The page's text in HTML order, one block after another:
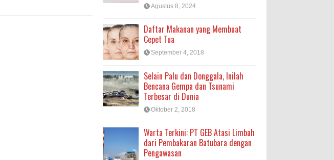
Agustus 8, 2024
Daftar Makanan yang Membuat
Cepet Tua
September 4, 2018
Selain Palu dan Donggala, Inilah
Bencana Gempa dan Tsunami
Terbesar di Dunia
Oktober 2, 2018
Warta Terkini: PT GEB Atasi Limbah
dari Pembakaran Batubara dengan
Pengawasan